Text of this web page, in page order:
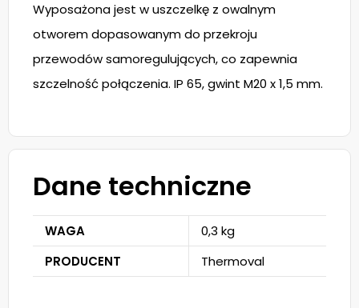
Wyposażona jest w uszczelkę z owalnym
otworem dopasowanym do przekroju
przewodów samoregulujących, co zapewnia
szczelność połączenia. IP 65, gwint M20 x 1,5 mm.
Dane techniczne
WAGA
0,3 kg
PRODUCENT
Thermoval